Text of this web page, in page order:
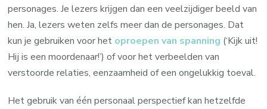
personages. Je lezers krijgen dan een veelzijdiger beeld van
hen. Ja, lezers weten zelfs meer dan de personages. Dat
kun je gebruiken voor het oproepen van spanning (‘Kijk uit!
Hij is een moordenaar!’) of voor het verbeelden van
verstoorde relaties, eenzaamheid of een ongelukkig toeval.
Het gebruik van één personaal perspectief kan hetzelfde